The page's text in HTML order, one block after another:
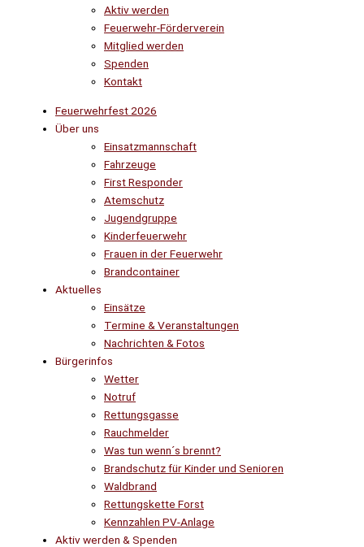
Aktiv werden
Feuerwehr-Förderverein
Mitglied werden
Spenden
Kontakt
Feuerwehrfest 2026
Über uns
Einsatzmannschaft
Fahrzeuge
First Responder
Atemschutz
Jugendgruppe
Kinderfeuerwehr
Frauen in der Feuerwehr
Brandcontainer
Aktuelles
Einsätze
Termine & Veranstaltungen
Nachrichten & Fotos
Bürgerinfos
Wetter
Notruf
Rettungsgasse
Rauchmelder
Was tun wenn´s brennt?
Brandschutz für Kinder und Senioren
Waldbrand
Rettungskette Forst
Kennzahlen PV-Anlage
Aktiv werden & Spenden